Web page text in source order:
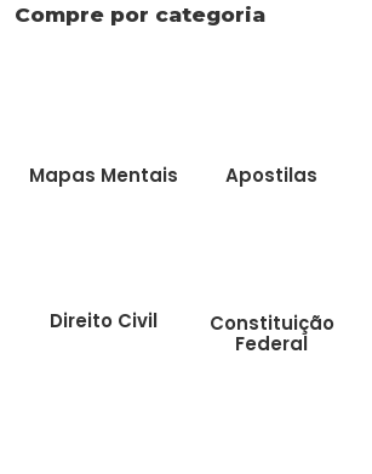
Compre por categoria
Mapas Mentais Apostilas
Direito Civil
Constituição
Federal